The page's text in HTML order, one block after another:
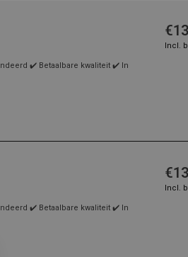
✔️ Betaalbare kwaliteit ✔️ In
Incl.
✔️ Betaalbare kwaliteit ✔️ In
Incl.